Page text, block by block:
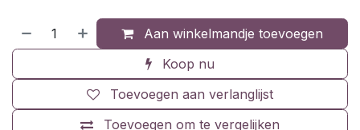
Aan winkelmandje toevoegen
Koop nu
Toevoegen om te vergelijken
Toevoegen aan verlanglijst